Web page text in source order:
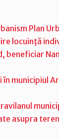
Plan
locuinţă
beneficiar
municipiul
asupra